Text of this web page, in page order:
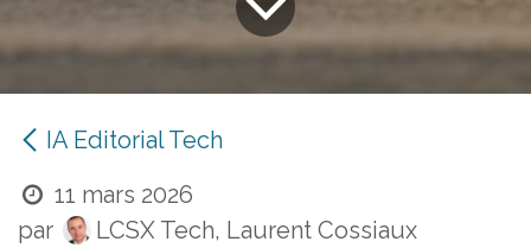
IA Editorial Tech
11 mars 2026
par
LCSX Tech, Laurent Cossiaux